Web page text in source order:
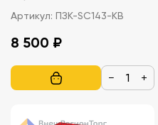
Артикул: ПЗК-SC143-КВ
8 500 ₽
− +